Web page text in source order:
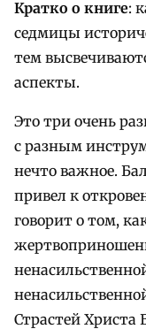
Кратко о книге:
седмицы
тем
аспекты.
Это три очень
с разным
нечто важное.
привел к
говорит о том,
Страстей Христа